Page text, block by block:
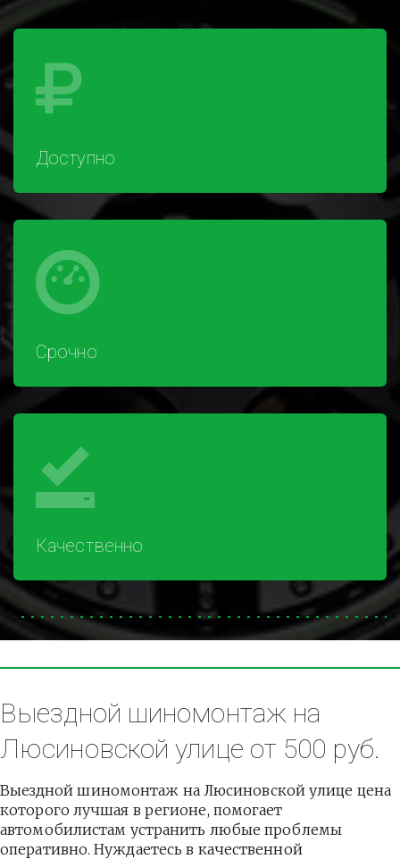
Доступно
Срочно
Качественно
Выездной шиномонтаж на
Люсиновской улице от 500 руб.
Выездной шиномонтаж на Люсиновской улице цена
которого лучшая в регионе, помогает
автомобилистам устранить любые проблемы
оперативно. Нуждаетесь в качественной